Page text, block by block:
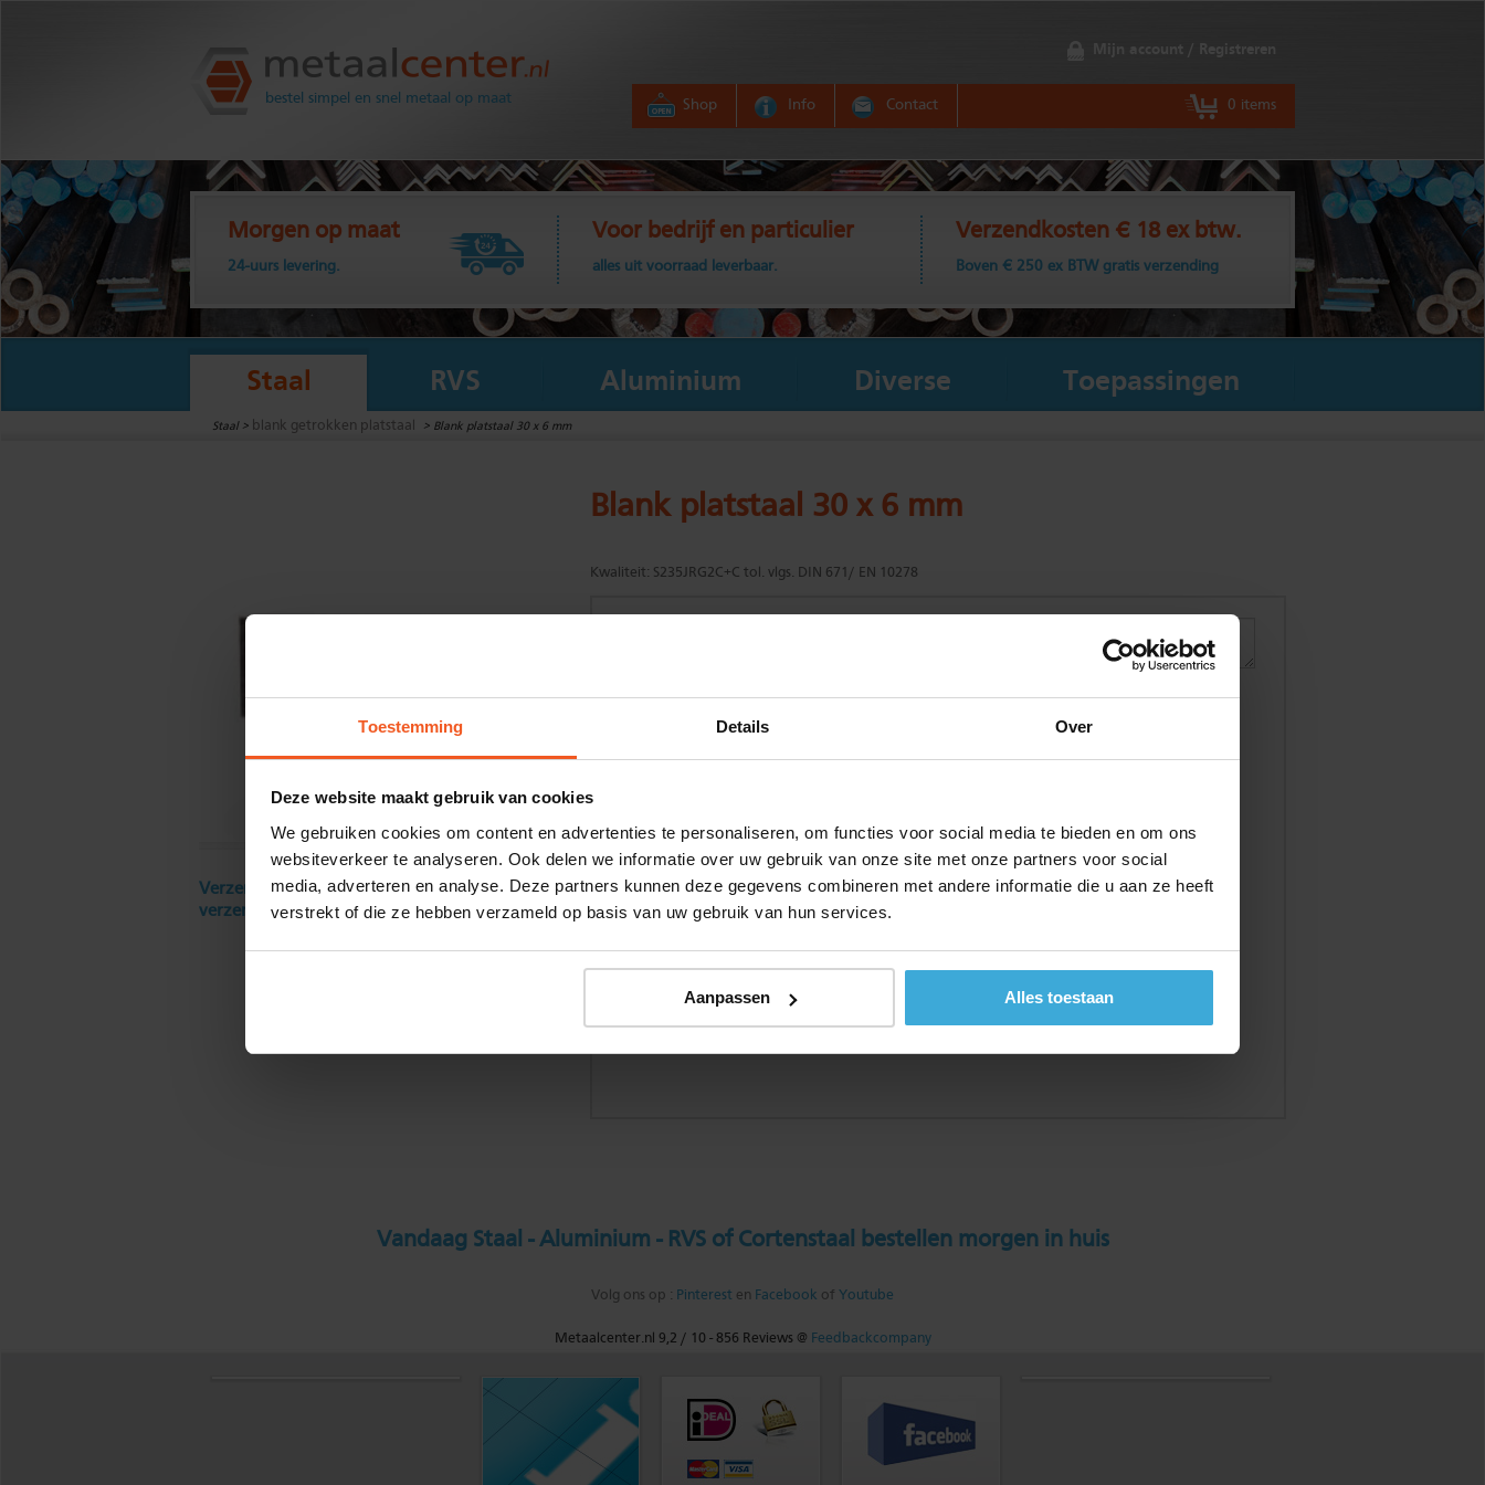
Toestemming Details Over
Deze website maakt gebruik van cookies
We gebruiken cookies om content en advertenties te personaliseren, om functies voor social media te bieden en om ons
websiteverkeer te analyseren. Ook delen we informatie over uw gebruik van onze site met onze partners voor social
media, adverteren en analyse. Deze partners kunnen deze gegevens combineren met andere informatie die u aan ze heeft
verstrekt of die ze hebben verzameld op basis van uw gebruik van hun services.
Aanpassen Alles toestaan
Metaalcenter.nl
bestel simpel en snel metaal op maat
Mijn account / Registreren
Shop Info Contact 0 items
Morgen op maat
24-uurs levering.
Voor bedrijf en particulier
alles uit voorraad leverbaar.
Verzendkosten € 18 ex btw.
Boven € 250 ex BTW gratis verzending
Staal RVS Aluminium Diverse Toepassingen
Staal > blank getrokken platstaal > Blank platstaal 30 x 6 mm
Verzendkosten € 18 excl. BTW, gratis
verzending vanaf € 250 excl. BTW
Blank platstaal 30 x 6 mm
Kwaliteit: S235JRG2C+C tol. vlgs. DIN 671/ EN 10278
Gewenste
mm
Materiaalkosten
0,00
Alle bedragen zijn excl. 21% BTW
Vandaag Staal - Aluminium - RVS of Cortenstaal bestellen morgen in huis
Volg ons op : Pinterest en Facebook of Youtube
Metaalcenter.nl 9,2 / 10 -856 Reviews @ Feedbackcompany